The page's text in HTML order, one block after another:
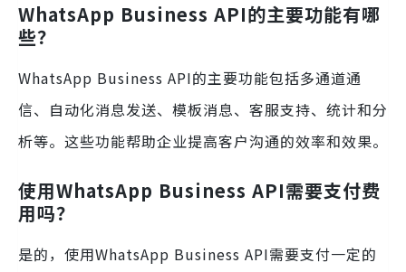
WhatsApp Business API的主要功能有哪
些？
WhatsApp Business API的主要功能包括多通道通
信、自动化消息发送、模板消息、客服支持、统计和分
析等。这些功能帮助企业提高客户沟通的效率和效果。
使用WhatsApp Business API需要支付费
用吗？
是的，使用WhatsApp Business API需要支付一定的